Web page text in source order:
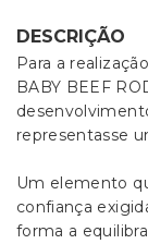
DESCRIÇÃO
Para a
BABY BEEF
representasse
Um elemento
confiança
forma a